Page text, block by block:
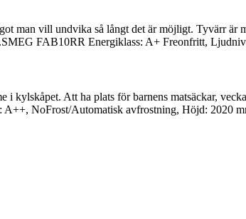
man vill undvika så långt det är möjligt. Tyvärr
FAB10RR Energiklass: A+ Freonfritt,
kylskåpet. Att ha plats för barnens matsäckar,
NoFrost/Automatisk avfrostning, Höjd: 2020